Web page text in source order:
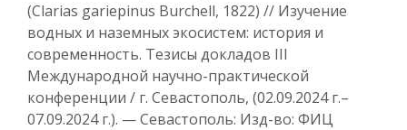
(Clarias gariepinus Burchell, 1822) // Изучение
водных и наземных экосистем: история и
современность. Тезисы докладов III
Международной научно-практической
конференции / г. Севастополь, (02.09.2024 г.–
07.09.2024 г.). — Севастополь: Изд-во: ФИЦ